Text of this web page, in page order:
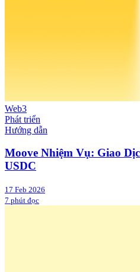
Web3
Phát triển
Hướng dẫn
Moove Nhiệm Vụ: Giao
USDC
17 Feb 2026
7 phút đọc